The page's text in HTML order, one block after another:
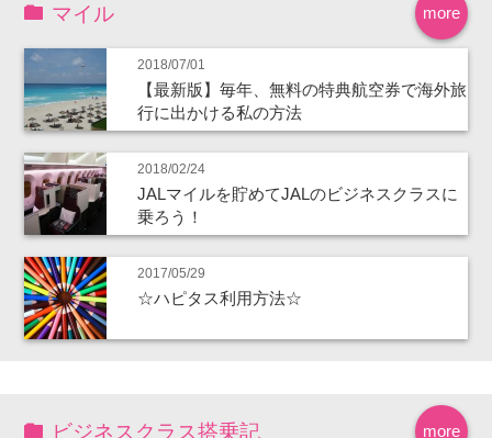
more
マイル
2018/07/01
【最新版】毎年、無料の特典航空券で海外旅
行に出かける私の方法
2018/02/24
JALマイルを貯めてJALのビジネスクラスに
乗ろう！
2017/05/29
☆ハピタス利用方法☆
more
ビジネスクラス搭乗記